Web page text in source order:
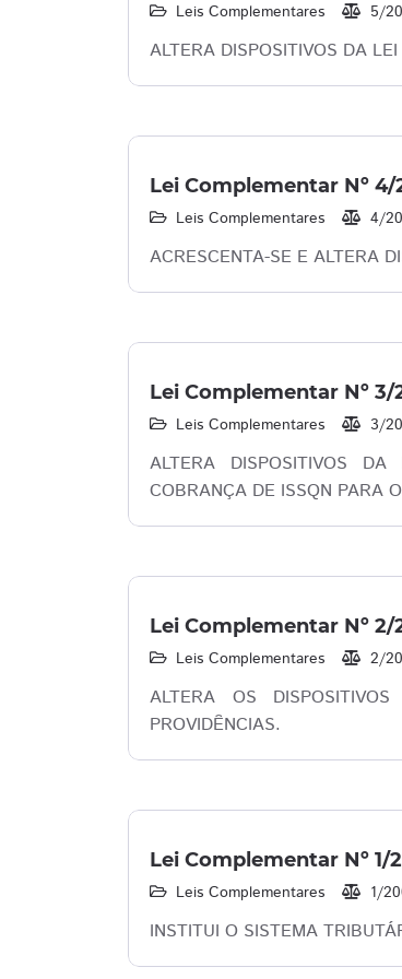
Leis Complementares 5/
ALTERA DISPOSITIVOS DA
Lei Complementar Nº 4/
Leis Complementares 4/
ACRESCENTA-SE E ALTERA
Lei Complementar Nº 3/
Leis Complementares 3/
ALTERA DISPOSITIVOS
COBRANÇA DE ISSQN PARA
Lei Complementar Nº 2/
Leis Complementares 2/
ALTERA OS
PROVIDÊNCIAS.
Lei Complementar Nº 1/
Leis Complementares 1/
INSTITUI O SISTEMA